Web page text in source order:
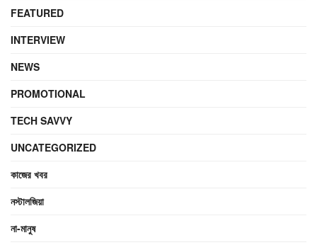
FEATURED
INTERVIEW
NEWS
PROMOTIONAL
TECH SAVVY
UNCATEGORIZED
কাজের খবর
নস্টালজিয়া
না-মানুষ